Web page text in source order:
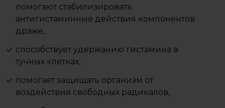
помогают стабилизировать
антигистаминные действия компонентов
драже,
способствует удержанию гистамина в
тучных клетках,
помогает защищать организм от
воздействия свободных радикалов,